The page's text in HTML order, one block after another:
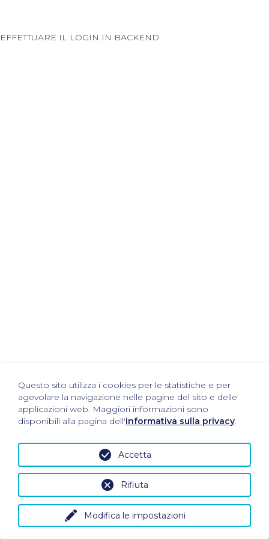
EFFETTUARE IL LOGIN IN BACKEND
Questo sito utilizza i cookies per le statistiche e per
agevolare la navigazione nelle pagine del sito e delle
applicazioni web. Maggiori informazioni sono
disponibili alla pagina dell'informativa sulla privacy.
Modifica le impostazioni
Rifiuta
Accetta